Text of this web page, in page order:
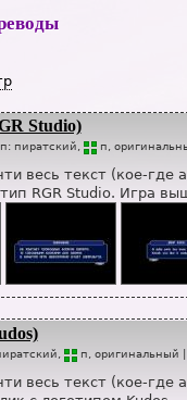
Studio)
пиратский, п ,
весь текст (кое-где
RGR Studio. Игра
п , оригинальный
весь текст (кое-где